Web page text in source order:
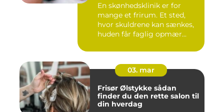
En skønhedsklinik er for
mange et frirum. Et sted,
hvor skuldrene kan sænkes,
huden får faglig opmær...
03. mar
Frisør Ølstykke sådan
finder du den rette salon til
din hverdag